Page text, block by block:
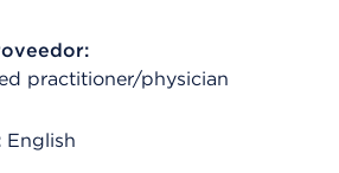
practitioner/physician
English